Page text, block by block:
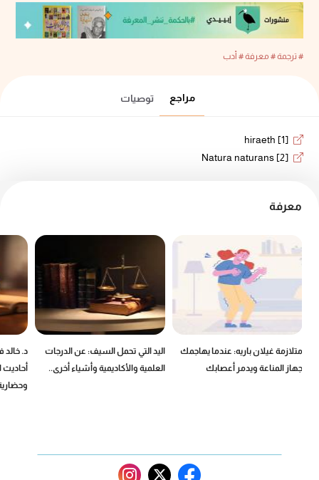
# ترجمة# معرفة# أدب
مراجع توصيات
[1] hiraeth
[2] Natura naturans
معرفة
متلازمة غيلان باريه: عندما يهاجمك
جهاز المناعة ويدمر أعصابك
اليد التي تحمل السيف: عن الدرجات
العلمية والأكاديمية وأشياء أخرى..
د.
أحاديث